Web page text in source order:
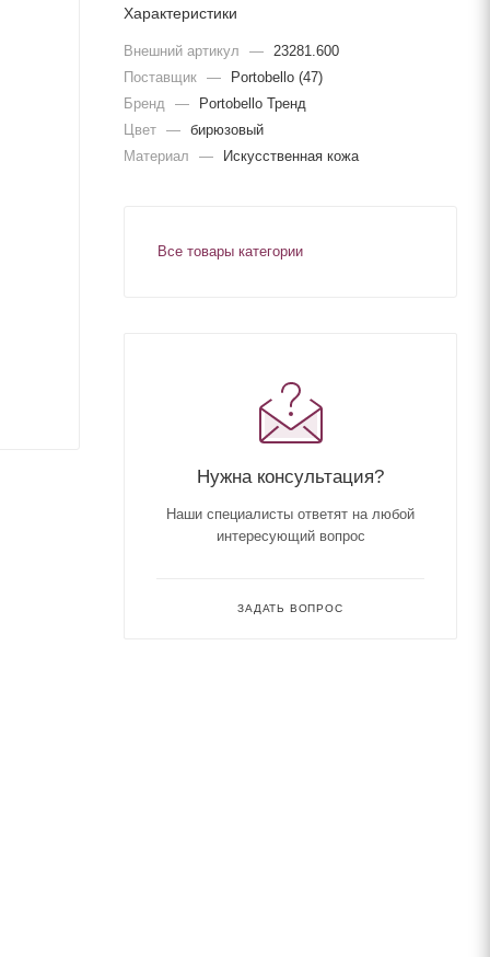
Характеристики
Внешний артикул —
23281.600
Поставщик —
Portobello (47)
Бренд
—
Portobello Тренд
Цвет — бирюзовый
Материал
— Искусственная кожа
Все товары категории
Нужна консультация?
Наши специалисты ответят на любой
интересующий вопрос
ЗАДАТЬ ВОПРОС